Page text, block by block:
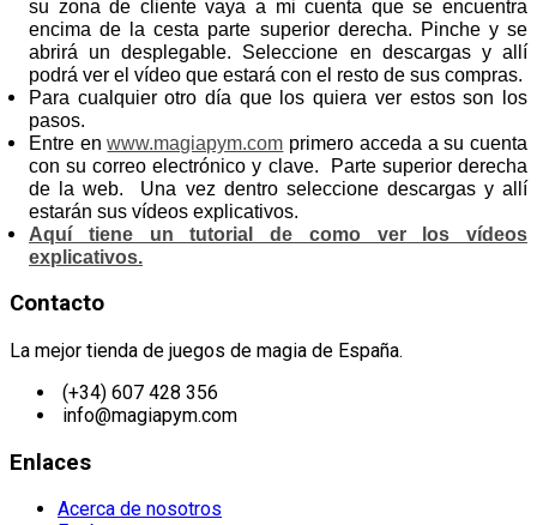
su zona de cliente vaya a mi cuenta que se encuentra
encima de la cesta parte superior derecha. Pinche y se
abrirá un desplegable. Seleccione en descargas y allí
podrá ver el vídeo que estará con el resto de sus compras.
Para cualquier otro día que los quiera ver estos son los
pasos.
Entre enwww.magiapym.com primero acceda a su cuenta
con su correo electrónico y clave. Parte superior derecha
de la web. Una vez dentro seleccione descargas y allí
estarán sus vídeos explicativos.
Aquí tiene un tutorial de como ver los vídeos
explicativos.
Contacto
La mejor tienda de juegos de magia de España.
(+34) 607 428 356
info@magiapym.com
Enlaces
Acerca de nosotros